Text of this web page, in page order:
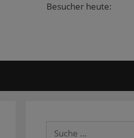
Besucher heute:
Suche